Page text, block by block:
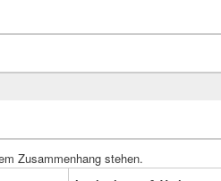
Zusammenhang stehen.